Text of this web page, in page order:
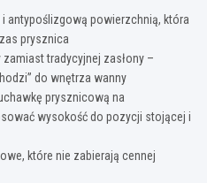
i antypoślizgową powierzchnią, która
prysznica
tradycyjnej zasłony –
do wnętrza wanny
prysznicową na
wysokość do pozycji stojącej i
które nie zabierają cennej